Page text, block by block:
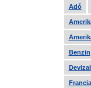
Adó
Benzin